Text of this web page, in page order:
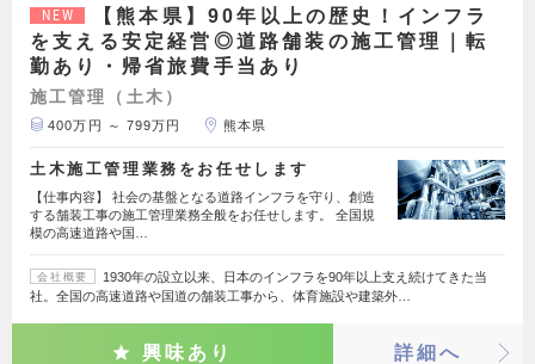
NEW
【熊本県】90年以上の歴史！インフラ
を支える安定経営◎道路舗装の施工管理｜転
勤あり・帰省旅費手当あり
施工管理（土木）
400万円 ～ 799万円 熊本県
土木施工管理業務をお任せします
【仕事内容】 社会の基盤となる道路インフラを守り、創造
する舗装工事の施工管理業務全般をお任せします。 全国規
模の高速道路や国…
会社概要
1930年の設立以来、日本のインフラを90年以上支え続けてきた当
社。全国の高速道路や国道の舗装工事から、体育施設や建築外…
興味あり 詳細へ